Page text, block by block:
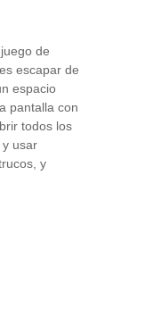
de
escapar de
espacio
pantalla con
todos los
usar
y